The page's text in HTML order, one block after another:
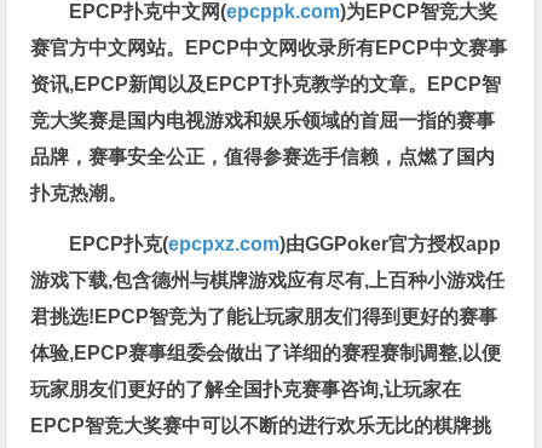
EPCP扑克中文网(epcppk.com)为EPCP智竞大奖
赛官方中文网站。EPCP中文网收录所有EPCP中文赛事
资讯,EPCP新闻以及EPCPT扑克教学的文章。EPCP智
竞大奖赛是国内电视游戏和娱乐领域的首屈一指的赛事
品牌，赛事安全公正，值得参赛选手信赖，点燃了国内
扑克热潮。
EPCP扑克(epcpxz.com)由GGPoker官方授权app
游戏下载,包含德州与棋牌游戏应有尽有,上百种小游戏任
君挑选!EPCP智竞为了能让玩家朋友们得到更好的赛事
体验,EPCP赛事组委会做出了详细的赛程赛制调整,以便
玩家朋友们更好的了解全国扑克赛事咨询,让玩家在
EPCP智竞大奖赛中可以不断的进行欢乐无比的棋牌挑